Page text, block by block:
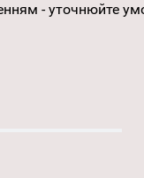
- уточнюйте